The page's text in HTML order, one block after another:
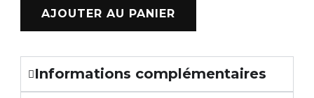
AJOUTER AU PANIER
Informations complémentaires